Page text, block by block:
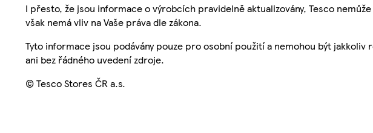
I přesto, že jsou informace o výrobcích pravidelně aktualizovány, Tesco
však nemá vliv na Vaše práva dle zákona.
Tyto informace jsou podávány pouze pro osobní použití a nemohou být
ani bez řádného uvedení zdroje.
© Tesco Stores ČR a.s.